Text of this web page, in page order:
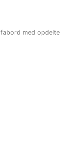
med opdelte